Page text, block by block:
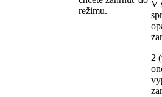
režimu.
V
2